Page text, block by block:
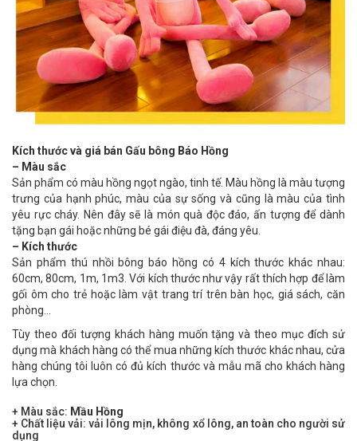
Kích thước và giá bán Gấu bông Báo Hồng
– Màu sắc
Sản phẩm có màu hồng ngọt ngào, tinh tế. Màu hồng là màu tượng
trưng của hạnh phúc, màu của sự sống và cũng là màu của tình
yêu rực cháy. Nên đây sẽ là món quà độc đáo, ấn tượng để dành
tặng bạn gái hoặc những bé gái điệu đà, đáng yêu.
– Kích thước
Sản phẩm thú nhồi bông báo hồng có 4 kích thước khác nhau:
60cm, 80cm, 1m, 1m3. Với kích thước như vậy rất thích hợp để làm
gối ôm cho trẻ hoặc làm vật trang trí trên bàn học, giá sách, căn
phòng…
Tùy theo đối tượng khách hàng muốn tặng và theo mục đích sử
dụng mà khách hàng có thể mua những kích thước khác nhau, cửa
hàng chúng tôi luôn có đủ kích thước và mẫu mã cho khách hàng
lựa chọn.
+ Màu sắc: Mầu Hồng
+ Chất liệu vải: vải lông mịn, không xổ lông, an toàn cho người sử
dụng